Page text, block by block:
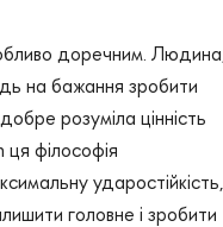
доречним.
на бажання зробити
розуміла цінність
філософія
ударостійкість,
головне і зробити